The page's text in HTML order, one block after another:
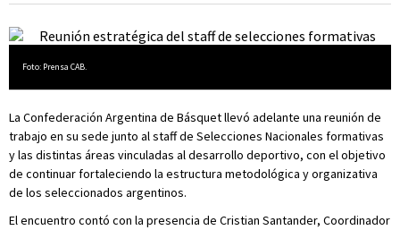
Foto: Prensa CAB.
La Confederación Argentina de Básquet llevó adelante una reunión de
trabajo en su sede junto al staff de Selecciones Nacionales formativas
y las distintas áreas vinculadas al desarrollo deportivo, con el objetivo
de continuar fortaleciendo la estructura metodológica y organizativa
de los seleccionados argentinos.
El encuentro contó con la presencia de Cristian Santander, Coordinador